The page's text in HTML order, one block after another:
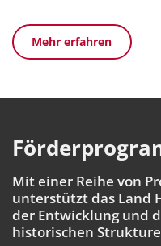
Mehr erfahren
Mit einer Reihe von
unterstützt das Land
der Entwicklung und
historischen